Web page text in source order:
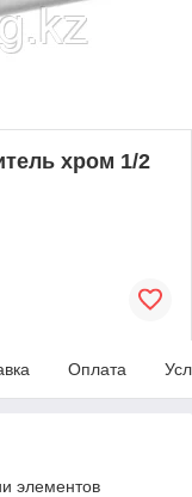
хром 1/2
Оплата
элементов